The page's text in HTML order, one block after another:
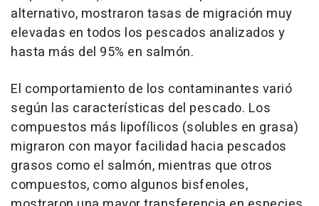
alternativo, mostraron tasas de migración muy
elevadas en todos los pescados analizados y
hasta más del 95% en salmón.
El comportamiento de los contaminantes varió
según las características del pescado. Los
compuestos más lipofílicos (solubles en grasa)
migraron con mayor facilidad hacia pescados
grasos como el salmón, mientras que otros
compuestos, como algunos bisfenoles,